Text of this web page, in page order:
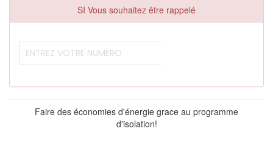
SI Vous souhaitez être rappelé
Faire des économies d'énergie grace au programme
d'isolation!